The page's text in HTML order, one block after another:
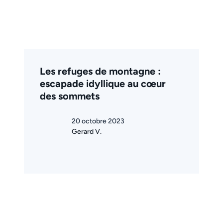
Les refuges de montagne :
escapade idyllique au cœur
des sommets
20 octobre 2023
Gerard V.